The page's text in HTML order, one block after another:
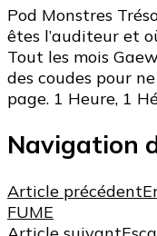
Pod Monstres
êtes l’auditeur et
Tout les mois
des coudes pour
page. 1 Heure, 1
Navigation
Article précédent
FUME